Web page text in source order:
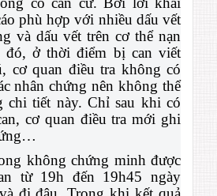
phù hợp với nhiều dấu vết
và dấu vết trên cơ thể nạn
đó, ở thời điểm bị can viết
cơ quan điều tra không có
nhân chứng nên không thể
chi tiết này. Chỉ sau khi có
cơ quan điều tra mới ghi
không chứng minh được
từ 19h đến 19h45 ngày